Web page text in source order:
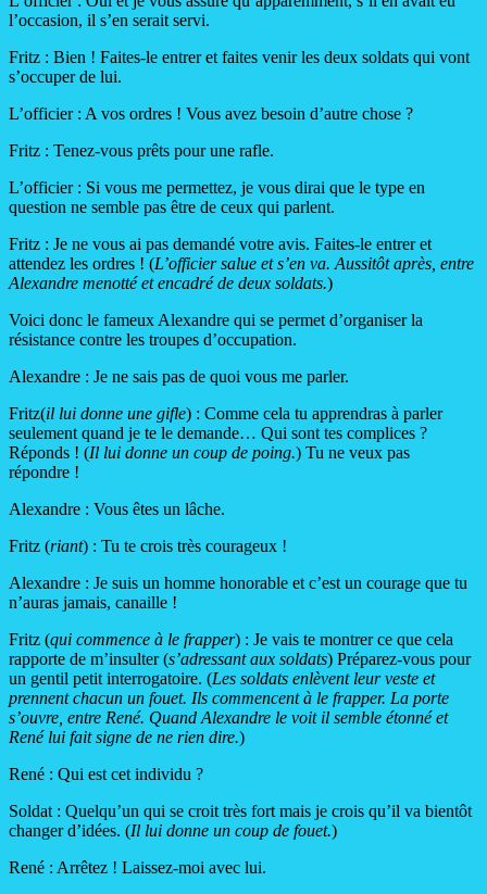
l’occasion, il s’en serait servi.
Fritz : Bien ! Faites-le entrer et faites venir les deux soldats qui vont
s’occuper de lui.
L’officier : A vos ordres ! Vous avez besoin d’autre chose ?
Fritz : Tenez-vous prêts pour une rafle.
L’officier : Si vous me permettez, je vous dirai que le type en
question ne semble pas être de ceux qui parlent.
Fritz : Je ne vous ai pas demandé votre avis. Faites-le entrer et
attendez les ordres ! (L’officier salue et s’en va. Aussitôt après, entre
Alexandre menotté et encadré de deux soldats.)
Voici donc le fameux Alexandre qui se permet d’organiser la
résistance contre les troupes d’occupation.
Alexandre : Je ne sais pas de quoi vous me parler.
Fritz(il lui donne une gifle) : Comme cela tu apprendras à parler
seulement quand je te le demande… Qui sont tes complices ?
Réponds ! (Il lui donne un coup de poing.) Tu ne veux pas
répondre !
Alexandre : Vous êtes un lâche.
Fritz (riant) : Tu te crois très courageux !
Alexandre : Je suis un homme honorable et c’est un courage que tu
n’auras jamais, canaille !
Fritz (qui commence à le frapper) : Je vais te montrer ce que cela
rapporte de m’insulter (s’adressant aux soldats) Préparez-vous pour
un gentil petit interrogatoire. (Les soldats enlèvent leur veste et
prennent chacun un fouet. Ils commencent à le frapper. La porte
s’ouvre, entre René. Quand Alexandre le voit il semble étonné et
René lui fait signe de ne rien dire.)
René : Qui est cet individu ?
Soldat : Quelqu’un qui se croit très fort mais je crois qu’il va bientôt
changer d’idées. (Il lui donne un coup de fouet.)
René : Arrêtez ! Laissez-moi avec lui.